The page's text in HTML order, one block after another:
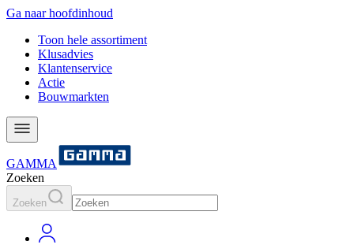
Ga naar hoofdinhoud
Toon hele assortiment
Klusadvies
Klantenservice
Actie
Bouwmarkten
GAMMA
Zoeken
Zoeken